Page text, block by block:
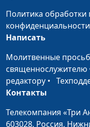
Как жить, если я
потерял близкого
человека?
Как жить, если меня
никто не любит?
вижу смысла в
Политика
конфиденциальности
Написать
Молитвенные
священнослужителю
редактору •
Контакты
Телекомпания «Три
603028, Россия,